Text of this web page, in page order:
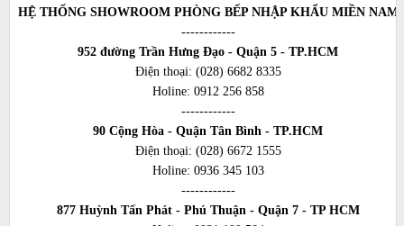
HỆ THỐNG SHOWROOM PHÒNG BẾP NHẬP KHẨU MIỀN NAM
------------
952 đường Trần Hưng Đạo - Quận 5 - TP.HCM
Điện thoại: (028) 6682 8335
Holine: 0912 256 858
------------
90 Cộng Hòa - Quận Tân Bình - TP.HCM
Điện thoại: (028) 6672 1555
Holine: 0936 345 103
------------
877 Huỳnh Tấn Phát - Phú Thuận - Quận 7 - TP HCM